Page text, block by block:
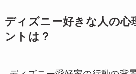
ディズニー好きな人の心
ントは？